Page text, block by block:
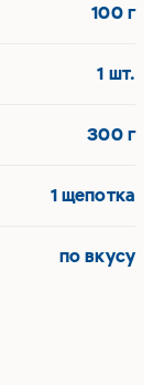
100 г
1 шт.
300 г
1 щепотка
по вкусу